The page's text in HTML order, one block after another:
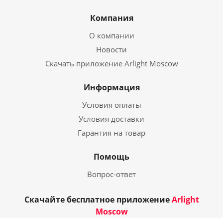
Компания
О компании
Новости
Скачать приложение Arlight Moscow
Информация
Условия оплаты
Условия доставки
Гарантия на товар
Помощь
Вопрос-ответ
Скачайте бесплатное приложениеArlight
Moscow